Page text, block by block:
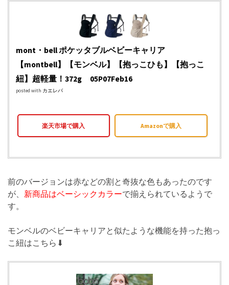
mont・bell ポケッタブルベビーキャリア
【montbell】【モンベル】【抱っこひも】【抱っこ
紐】超軽量！372g 05P07Feb16
posted with カエレバ
楽天市場で購入 Amazonで購入
前のバージョンは赤などの割と奇抜な色もあったのです
が、 新商品はベーシックカラーで揃えられているようで
す。
モンベルのベビーキャリアと似たような機能を持った抱っ
こ紐はこちら⬇︎